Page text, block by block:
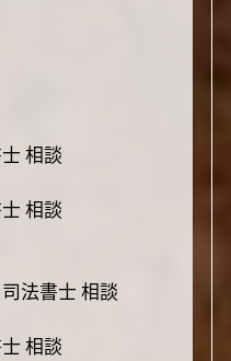
相談
相談
法書士 相談
相談